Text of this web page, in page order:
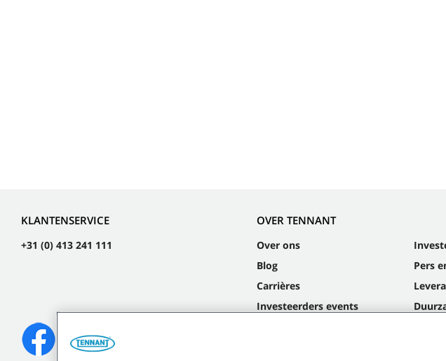
KLANTENSERVICE
+31 (0) 413 241 111
OVER TENNANT
Over ons
Blog
Carrières
Investeerders events
Pers